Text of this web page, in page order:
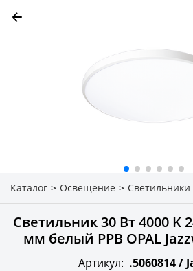
Каталог > Освещение >
Светильник 30 Вт 4000 K
мм белый PPB OPAL
Артикул: .5060814 /